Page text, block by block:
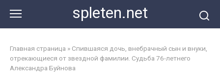
контенту
spleten.net
Главная страница » Спившаяся дочь, внебрачный сын и внуки,
отрекающиеся от звездной фамилии. Судьба 76-летнего
Александра Буйнова